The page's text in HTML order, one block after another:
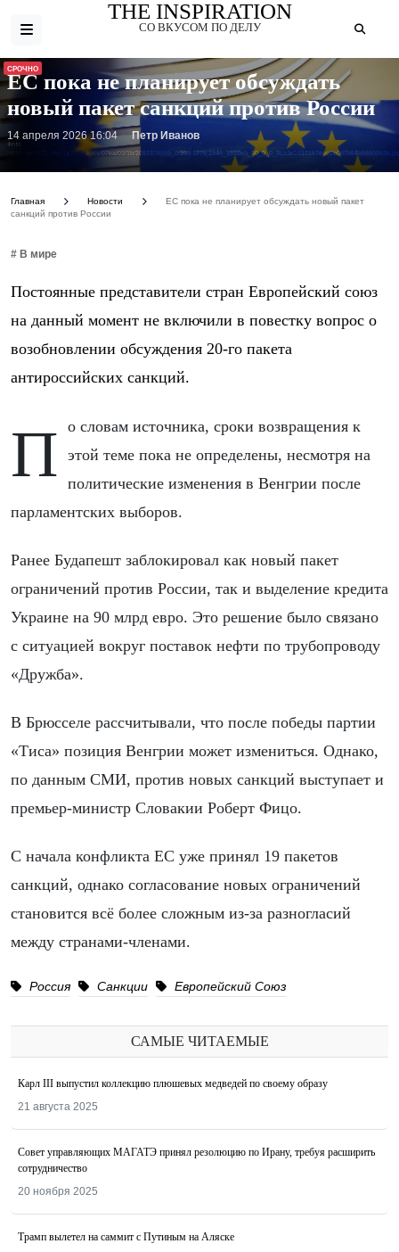
THE INSPIRATION
СО ВКУСОМ ПО ДЕЛУ
СРОЧНО
Фото:
https://cdnn21.img.ria.ru/images/07ea/03/1b/
ЕС пока не планирует обсуждать
новый пакет санкций против России
14 апреля 2026 16:04 Петр Иванов
Главная Новости
ЕС пока не планирует обсуждать новый пакет
санкций против России
# В мире
Постоянные представители стран Европейский союз
на данный момент не включили в повестку вопрос о
возобновлении обсуждения 20-го пакета
антироссийских санкций.
По словам источника, сроки возвращения к
этой теме пока не определены, несмотря на
политические изменения в Венгрии после
парламентских выборов.
Ранее Будапешт заблокировал как новый пакет
ограничений против России, так и выделение кредита
Украине на 90 млрд евро. Это решение было связано
с ситуацией вокруг поставок нефти по трубопроводу
«Дружба».
В Брюсселе рассчитывали, что после победы партии
«Тиса» позиция Венгрии может измениться. Однако,
по данным СМИ, против новых санкций выступает и
премьер-министр Словакии Роберт Фицо.
С начала конфликта ЕС уже принял 19 пакетов
санкций, однако согласование новых ограничений
становится всё более сложным из-за разногласий
между странами-членами.
Россия Санкции Европейский Союз
САМЫЕ ЧИТАЕМЫЕ
Карл III выпустил коллекцию плюшевых медведей по своему образу
21 августа 2025
Совет управляющих МАГАТЭ принял резолюцию по Ирану, требуя расширить
сотрудничество
20 ноября 2025
Трамп вылетел на саммит с Путиным на Аляске